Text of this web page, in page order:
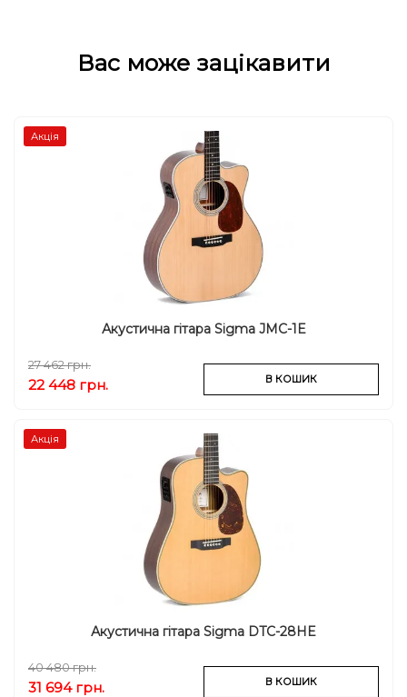
Вас може зацікавити
Акція
Акустична гітара Sigma JMC-1E
27 462 грн.
22 448 грн. В КОШИК
Акція
Акустична гітара Sigma DTC-28HE
40 480 грн.
31 694 грн. В КОШИК